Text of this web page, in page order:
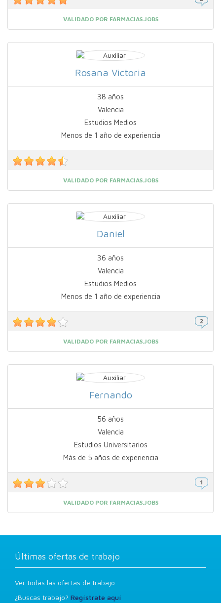
VALIDADO POR FARMACIAS.JOBS
Rosana Victoria
38 años
Valencia
Estudios Medios
Menos de 1 año de experiencia
VALIDADO POR FARMACIAS.JOBS
Daniel
36 años
Valencia
Estudios Medios
Menos de 1 año de experiencia
VALIDADO POR FARMACIAS.JOBS
Fernando
56 años
Valencia
Estudios Universitarios
Más de 5 años de experiencia
VALIDADO POR FARMACIAS.JOBS
Últimas ofertas de trabajo
Ver todas las ofertas de trabajo
¿Buscas trabajo? Regístrate aquí